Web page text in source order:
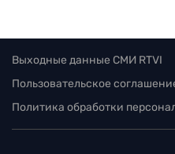
Выходные данные СМИ RTVI
Пользовательское
Политика обработки